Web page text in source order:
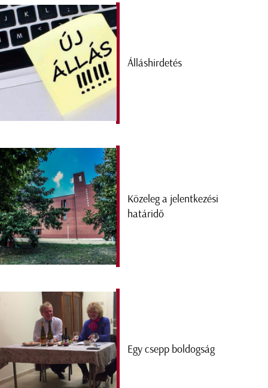
Álláshirdetés
Közeleg a jelentkezési
határidő
Egy csepp boldogság